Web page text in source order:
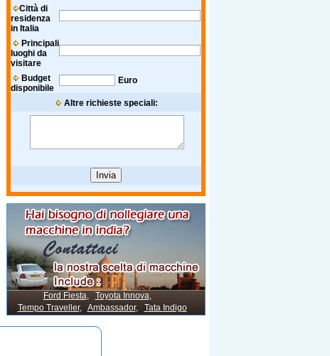
Città di
residenza
in Italia
Principali
luoghi da
visitare
Budget
disponibile
Euro
Altre richieste speciali:
Ford Fiesta, Toyota Innova,
Tempo Traveller, Ambassador, Tata Indigo